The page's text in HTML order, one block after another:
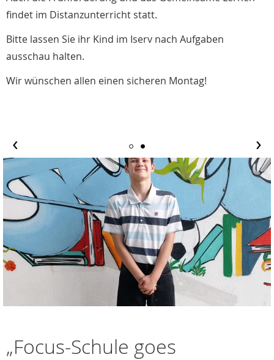
findet im Distanzunterricht statt.
Bitte lassen Sie ihr Kind im Iserv nach Aufgaben
ausschau halten.
Wir wünschen allen einen sicheren Montag!
‹ ›
„Focus-Schule goes